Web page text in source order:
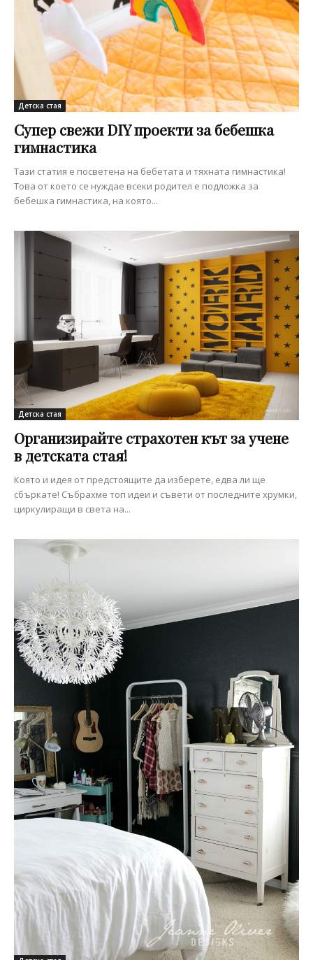
Детска стая
Супер свежи DIY проекти за бебешка
гимнастика
Тази статия е посветена на бебетата и тяхната гимнастика!
Това от което се нуждае всеки родител е подложка за
бебешка гимнастика, на която...
Детска стая
Организирайте страхотен кът за учене
в детската стая!
Която и идея от предстоящите да изберете, едва ли ще
сбъркате! Събрахме топ идеи и съвети от последните хрумки,
циркулиращи в света на...